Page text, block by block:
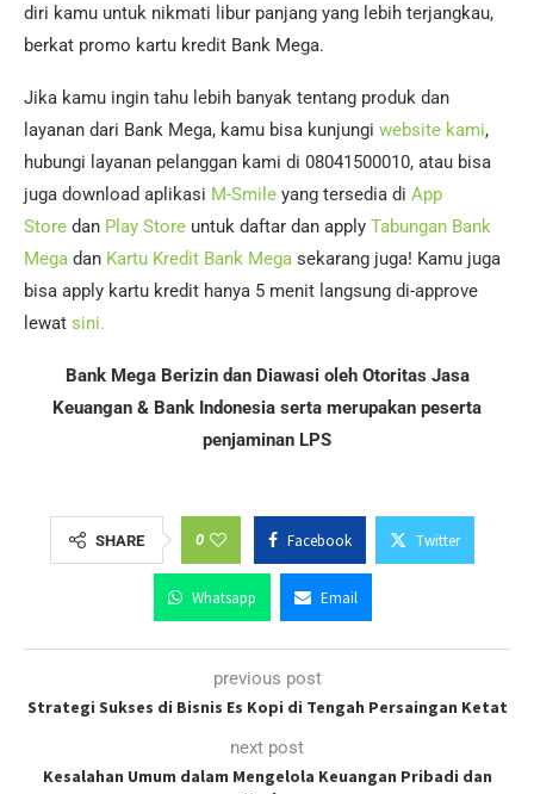
diri kamu untuk nikmati libur panjang yang lebih terjangkau,
berkat promo kartu kredit Bank Mega.
Jika kamu ingin tahu lebih banyak tentang produk dan
layanan dari Bank Mega, kamu bisa kunjungi website kami,
hubungi layanan pelanggan kami di 08041500010, atau bisa
juga download aplikasi M-Smile yang tersedia di App
Store dan Play Store untuk daftar dan apply Tabungan Bank
Mega dan Kartu Kredit Bank Mega sekarang juga! Kamu juga
bisa apply kartu kredit hanya 5 menit langsung di-approve
lewat sini.
Bank Mega Berizin dan Diawasi oleh Otoritas Jasa
Keuangan & Bank Indonesia serta merupakan peserta
penjaminan LPS
SHARE 0 Facebook Twitter
Whatsapp Email
previous post
Strategi Sukses di Bisnis Es Kopi di Tengah Persaingan Ketat
next post
Kesalahan Umum dalam Mengelola Keuangan Pribadi dan